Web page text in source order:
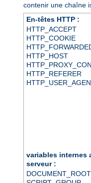
contenir une chaîne
En-têtes HTTP :
HTTP_ACCEPT
HTTP_COOKIE
HTTP_HOST
HTTP_REFERER
variables internes
serveur :
DOCUMENT_ROOT